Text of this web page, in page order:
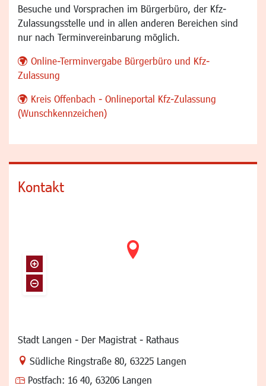
Besuche und Vorsprachen im Bürgerbüro, der Kfz-
Zulassungsstelle und in allen anderen Bereichen sind
nur nach Terminvereinbarung möglich.
Online-Terminvergabe Bürgerbüro und Kfz-
Zulassung
Kreis Offenbach - Onlineportal Kfz-Zulassung
(Wunschkennzeichen)
Kontakt
Stadt Langen - Der Magistrat - Rathaus
Link zur Google-Maps Navigation
Südliche Ringstraße 80, 63225 Langen
Postfach: 16 40, 63206 Langen